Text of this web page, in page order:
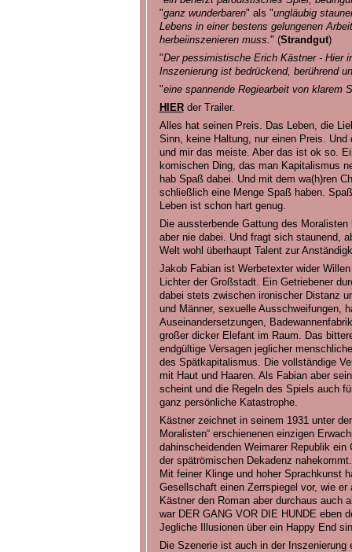
"ganz wunderbaren" als "ungläubig
Lebens in einer bestens gelungenen
herbeiinszenieren muss." (Strandgut)
"Der pessimistische Erich Kästner - Hier
Inszenierung ist bedrückend, berührend
"eine spannende Regiearbeit von klarem
HIERder Trailer.
Alles hat seinen Preis. Das Leben, die
Sinn, keine Haltung, nur einen Preis.
und mir das meiste. Aber das ist ok so.
komischen Ding, das man Kapitalismus
hab Spaß dabei. Und mit dem wa(h)ren
schließlich eine Menge Spaß haben.
Leben ist schon hart genug.
Die aussterbende Gattung des
aber nie dabei. Und fragt sich staunend,
Welt wohl überhaupt Talent zur
Jakob Fabian ist Werbetexter wider
Lichter der Großstadt. Ein Getriebener
dabei stets zwischen ironischer Distanz
und Männer, sexuelle Ausschweifungen,
Auseinandersetzungen,
großer dicker Elefant im Raum. Das
endgültige Versagen jeglicher
des Spätkapitalismus. Die vollständige
mit Haut und Haaren. Als Fabian aber
scheint und die Regeln des Spiels auch
ganz persönliche Katastrophe.
Kästner zeichnet in seinem 1931 unter
Moralisten“ erschienenen einzigen
dahinscheidenden Weimarer Republik
der spätrömischen Dekadenz
Mit feiner Klinge und hoher Sprachkunst
Gesellschaft einen Zerrspiegel vor, wie
Kästner den Roman aber durchaus auch
war DER GANG VOR DIE HUNDE eben
Jegliche Illusionen über ein Happy End
Die Szenerie ist auch in der